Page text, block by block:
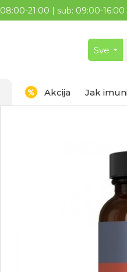
08:00-21:00 | sub: 09:00-16:00
Sve
Akcija Jak